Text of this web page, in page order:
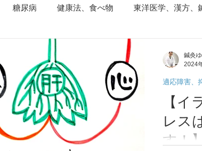
糖尿病 健康法、食べ物 東洋医学、漢方、
からだの働き 背部痛、腰痛、下半身の痛み
頭部の症状 頭痛 夜間尿 小児の
アレルギー性鼻炎） 脱毛症 顔面部の症状
【イ
レス
す！
適応障害、
鍼灸
2024